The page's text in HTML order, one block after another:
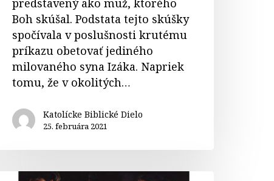
predstavený ako muž, ktorého
Boh skúšal. Podstata tejto skúšky
spočívala v poslušnosti krutému
príkazu obetovať jediného
milovaného syna Izáka. Napriek
tomu, že v okolitých…
Katolícke Biblické Dielo
25. februára 2021